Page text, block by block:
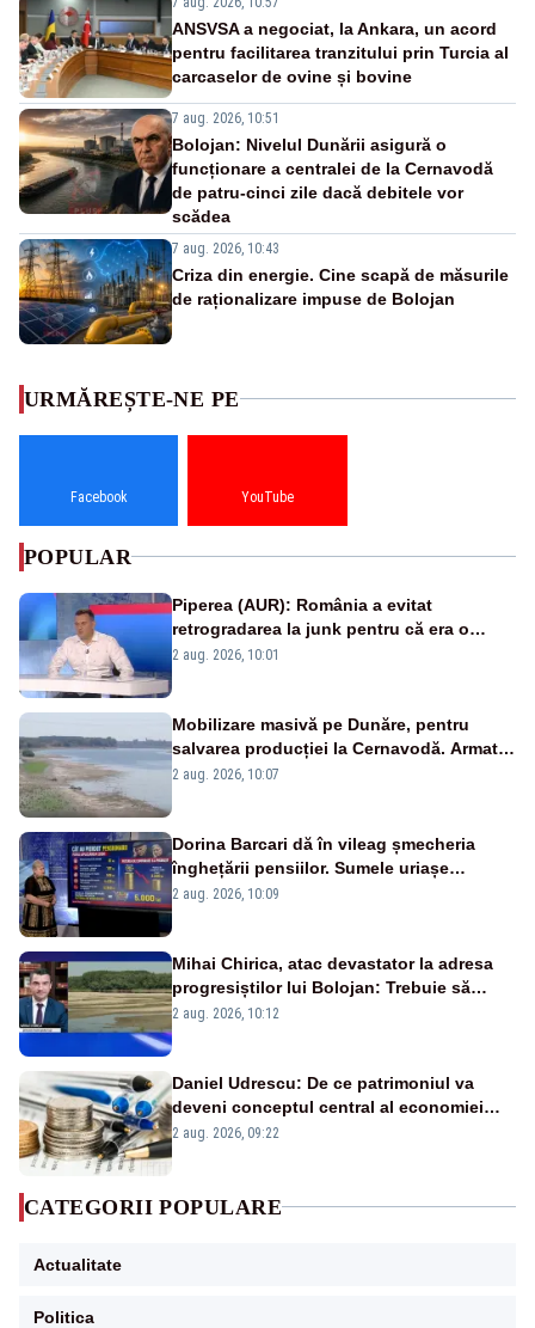
ANSVSA a negociat, la Ankara, un acord
pentru facilitarea tranzitului prin Turcia al
carcaselor de ovine și bovine
7 aug. 2026, 10:51
Bolojan: Nivelul Dunării asigură o
funcționare a centralei de la Cernavodă
de patru-cinci zile dacă debitele vor
scădea
7 aug. 2026, 10:43
Criza din energie. Cine scapă de măsurile
de raționalizare impuse de Bolojan
URMĂREȘTE-NE PE
Facebook YouTube
POPULAR
Piperea (AUR): România a evitat
retrogradarea la junk pentru că era o
catastrofă pentru bănci și fondurile de
2 aug. 2026, 10:01
Mobilizare masivă pe Dunăre, pentru
salvarea producției la Cernavodă. Armata
va detona o stâncă și va devia apa
2 aug. 2026, 10:07
Dorina Barcari dă în vileag șmecheria
înghețării pensiilor. Sumele uriașe
pierdute de fiecare român
2 aug. 2026, 10:09
Mihai Chirica, atac devastator la adresa
progresiștilor lui Bolojan: Trebuie să
protejăm și natura, dar nu șținem omaneii
2 aug. 2026, 10:12
Daniel Udrescu: De ce patrimoniul va
deveni conceptul central al economiei
viitoare?
2 aug. 2026, 09:22
CATEGORII POPULARE
Actualitate
Politica